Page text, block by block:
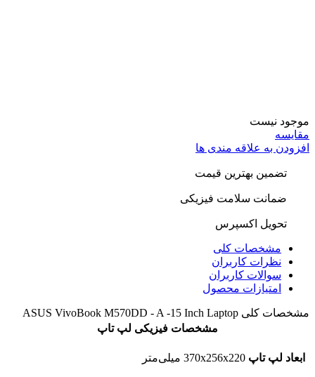
موجود نیست
مقایسه
افزودن به علاقه مندی ها
تضمین بهترین قیمت
ضمانت سلامت فیزیکی
تحویل اکسپرس
مشخصات کلی
نظرات کاربران
سوالات کاربران
امتیازات محصول
مشخصات کلی
مشخصات فیزیکی لپ تاپ
ابعاد لپ تاپ 370x256x220 میلی‌متر